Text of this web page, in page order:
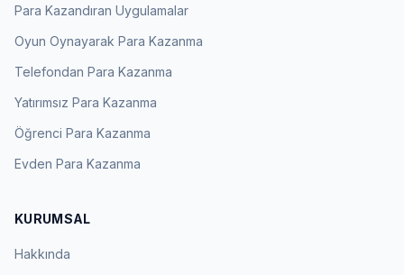
Para Kazandıran Uygulamalar
Oyun Oynayarak Para Kazanma
Telefondan Para Kazanma
Yatırımsız Para Kazanma
Öğrenci Para Kazanma
Evden Para Kazanma
KURUMSAL
Hakkında